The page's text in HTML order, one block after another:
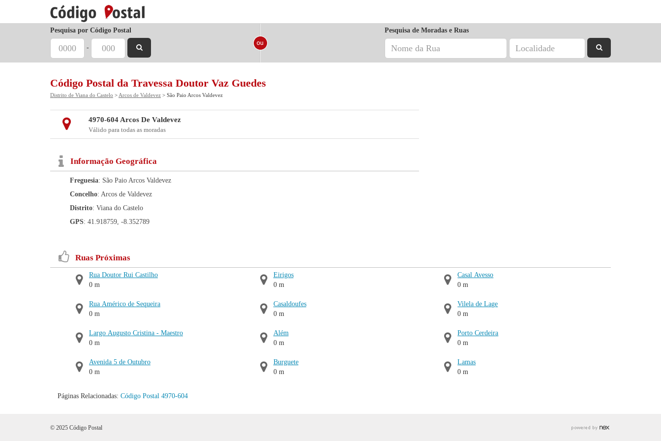
Pesquisa por Código Postal
-
Pesquisa de Moradas e Ruas
Código Postal da Travessa Doutor Vaz Guedes
Distrito de Viana do Castelo > Arcos de Valdevez > São Paio Arcos Valdevez
4970-604 Arcos De Valdevez
Válido para todas as moradas
Informação Geográfica
Freguesia: São Paio Arcos Valdevez
Concelho: Arcos de Valdevez
Distrito: Viana do Castelo
GPS: 41.918759, -8.352789
Ruas Próximas
Rua Doutor Rui Castilho
0 m
Rua Américo de Sequeira
0 m
Largo Augusto Cristina - Maestro
0 m
Avenida 5 de Outubro
0 m
Eirigos
0 m
Casaldoufes
0 m
Além
0 m
Burguete
0 m
Casal Avesso
0 m
Vilela de Lage
0 m
Porto Cerdeira
0 m
Lamas
0 m
Páginas Relacionadas: Código Postal 4970-604
© 2025 Código Postal